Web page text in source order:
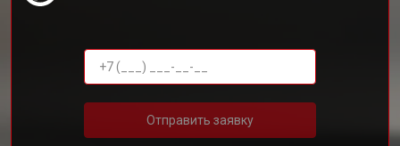
Отправить заявку